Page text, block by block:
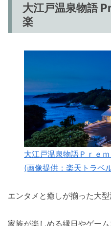
大江戸温泉物語
楽
大江戸温泉物語Ｐｒｅ
(画像提供：楽天トラベ
エンタメと癒しが揃った大型
家族が楽しめる縁日やゲー